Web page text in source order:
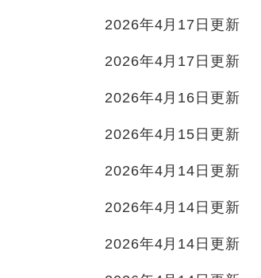
2026年4月17日更新
2026年4月17日更新
2026年4月16日更新
2026年4月15日更新
2026年4月14日更新
2026年4月14日更新
2026年4月14日更新